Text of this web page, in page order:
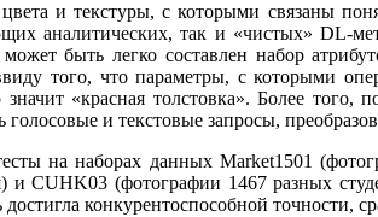
и текстуры, с которыми связаны
аналитических, так и «чистых» DL-
быть легко составлен набор
того, что параметры, с которыми
«красная толстовка». Более
и текстовые запросы,
на наборах данных Market1501
и CUHK03 (фотографии 1467 разных
конкурентоспособной точности,